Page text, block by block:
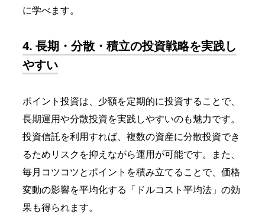
に学べます。
4. 長期・分散・積立の投資戦略を実践し
やすい
ポイント投資は、少額を定期的に投資することで、
長期運用や分散投資を実践しやすいのも魅力です。
投資信託を利用すれば、複数の資産に分散投資でき
るためリスクを抑えながら運用が可能です。また、
毎月コツコツとポイントを積み立てることで、価格
変動の影響を平均化する「ドルコスト平均法」の効
果も得られます。